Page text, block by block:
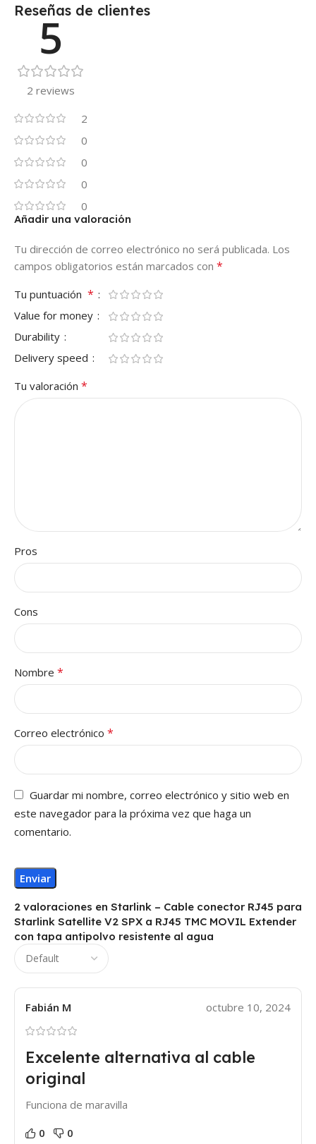
Reseñas de clientes
5
2 reviews
2
0
0
0
0
2 valoraciones en Starlink – Cable conector RJ45 para
Starlink Satellite V2 SPX a RJ45 TMC MOVIL Extender
con tapa antipolvo resistente al agua
Fabián M octubre 10, 2024
Excelente alternativa al cable
original
Funciona de maravilla
0 0
Añadir una valoración
Tu dirección de correo electrónico no será publicada. Los
campos obligatorios están marcados con *
Tu puntuación *
Value for money
Durability
Delivery speed
Tu valoración *
Pros
Cons
Nombre *
Correo electrónico *
Guardar mi nombre, correo electrónico y sitio web en
este navegador para la próxima vez que haga un
comentario.